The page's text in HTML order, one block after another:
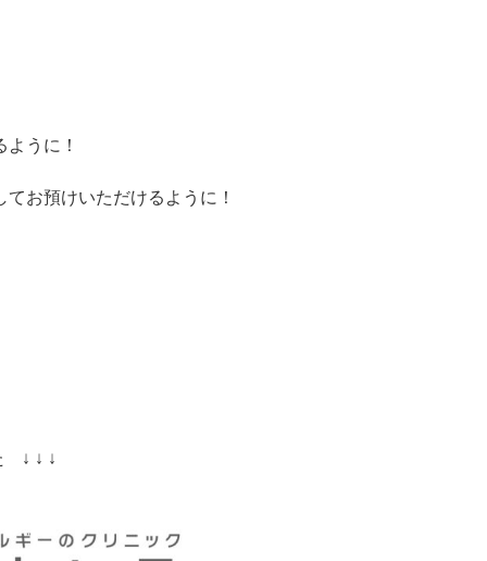
うに！
お預けいただけるように！
↓ ↓ ↓